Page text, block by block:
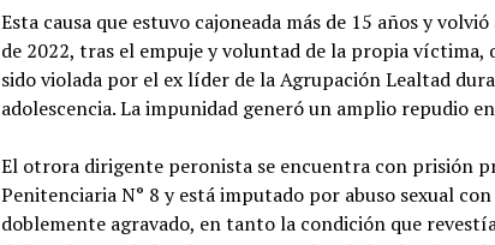
Esta causa que estuvo cajoneada más de 15 años y
de 2022, tras el empuje y voluntad de la propia víctima,
sido violada por el ex líder de la Agrupación Lealtad
adolescencia. La impunidad generó un amplio repudio
El otrora dirigente peronista se encuentra con prisión
Penitenciaria N° 8 y está imputado por abuso sexual
doblemente agravado, en tanto la condición que